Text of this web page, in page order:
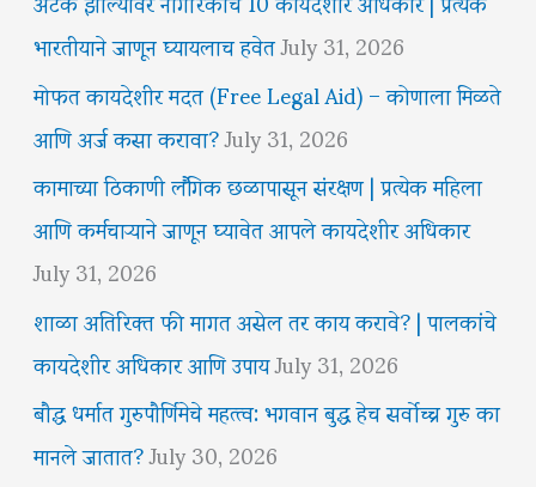
भारतीयाने जाणून घ्यायलाच हवेतJuly 31, 2026
मोफत कायदेशीर मदत (Free Legal Aid) – कोणाला मिळते
आणि अर्ज कसा करावा?July 31, 2026
कामाच्या ठिकाणी लैंगिक छळापासून संरक्षण | प्रत्येक महिला
आणि कर्मचाऱ्याने जाणून घ्यावेत आपले कायदेशीर अधिकार
July 31, 2026
शाळा अतिरिक्त फी मागत असेल तर काय करावे? | पालकांचे
कायदेशीर अधिकार आणि उपायJuly 31, 2026
बौद्ध धर्मात गुरुपौर्णिमेचे महत्त्व: भगवान बुद्ध हेच सर्वोच्च गुरु का
मानले जातात?July 30, 2026